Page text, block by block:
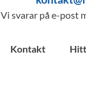
Vi svarar på e-post
Kontakt